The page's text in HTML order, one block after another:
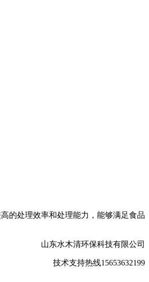
的处理效率和处理能力，能够满足食品
山东水木清环保科技有限公司
技术支持热线15653632199